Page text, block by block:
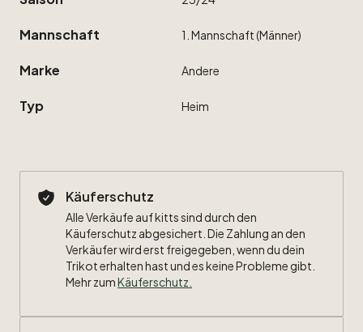
Mannschaft 1. Mannschaft(Männer)
Marke Andere
Typ Heim
Käuferschutz
Alle Verkäufe auf kitts sind durch den
Käuferschutz abgesichert. Die Zahlung an den
Verkäufer wird erst freigegeben, wenn du dein
Trikot erhalten hast und es keine Probleme gibt.
Mehr zumKäuferschutz